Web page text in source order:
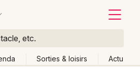
etc.
Sorties & loisirs Actu